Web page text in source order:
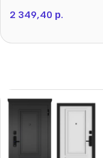
2 349,40 р.